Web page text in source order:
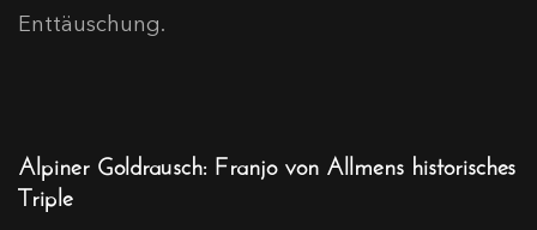
Enttäuschung.
Alpiner Goldrausch: Franjo von Allmens historisches
Triple